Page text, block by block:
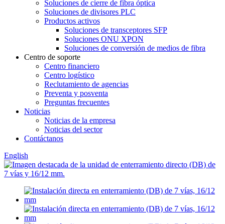
Soluciones de cierre de fibra óptica
Soluciones de divisores PLC
Productos activos
Soluciones de transceptores SFP
Soluciones ONU XPON
Soluciones de conversión de medios de fibra
Centro de soporte
Centro financiero
Centro logístico
Reclutamiento de agencias
Preventa y posventa
Preguntas frecuentes
Noticias
Noticias de la empresa
Noticias del sector
Contáctanos
English